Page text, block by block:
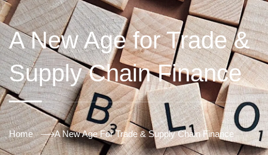
A New Age for Trade &
Supply Chain Finance
Home A New Age For Trade & Supply Chain Finance